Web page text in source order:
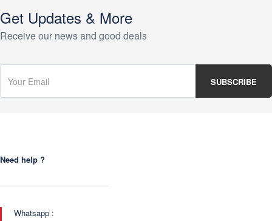
Get Updates & More
Receive our news and good deals
Need help ?
Whatsapp :